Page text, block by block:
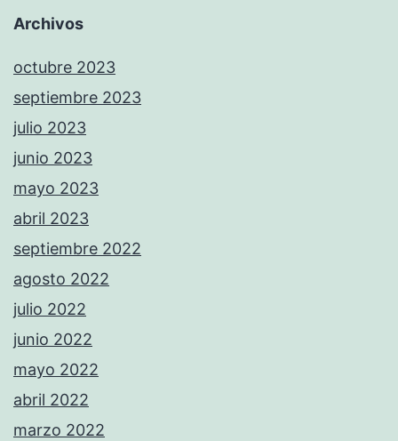
Archivos
octubre 2023
septiembre 2023
julio 2023
junio 2023
mayo 2023
abril 2023
septiembre 2022
agosto 2022
julio 2022
junio 2022
mayo 2022
abril 2022
marzo 2022